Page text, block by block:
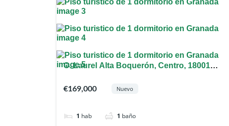
C. Laurel Alta Boquerón, Centro, 18001
€169,000 Nuevo
1 hab 1 baño